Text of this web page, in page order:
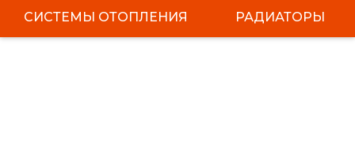
СИСТЕМЫ ОТОПЛЕНИЯ РАДИАТОРЫ